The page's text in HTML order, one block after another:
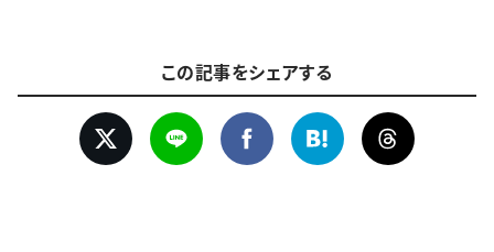
この記事をシェアする